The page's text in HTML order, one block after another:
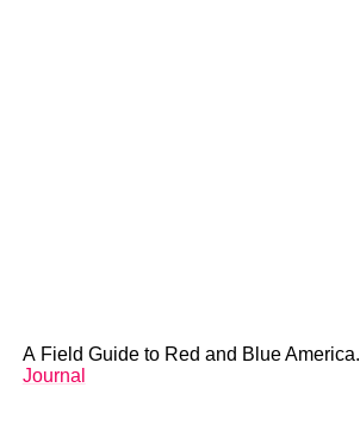
A Field Guide to Red and Blue America.
Journal